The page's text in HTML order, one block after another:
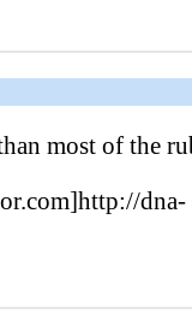
most of the
dna-